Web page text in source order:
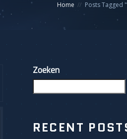
Home Posts Tagged
Zoeken
RECENT